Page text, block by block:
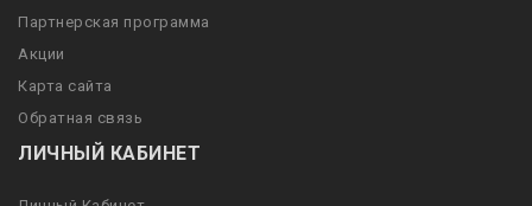
Партнерская программа
Акции
Карта сайта
Обратная связь
ЛИЧНЫЙ КАБИНЕТ